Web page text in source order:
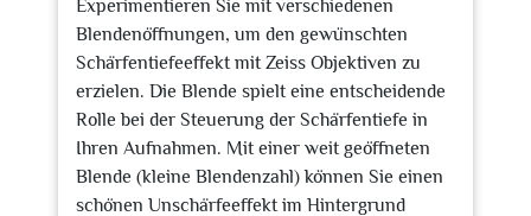
Experimentieren Sie mit verschiedenen
Blendenöffnungen, um den gewünschten
Schärfentiefeeffekt mit Zeiss Objektiven zu
erzielen. Die Blende spielt eine entscheidende
Rolle bei der Steuerung der Schärfentiefe in
Ihren Aufnahmen. Mit einer weit geöffneten
Blende (kleine Blendenzahl) können Sie einen
schönen Unschärfeeffekt im Hintergrund